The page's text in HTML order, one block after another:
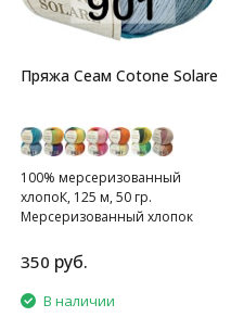
Пряжа Сеам Cotone Solare
100% мерсеризованный
хлопоК, 125 м, 50 гр.
Мерсеризованный хлопок
350 руб.
В наличии